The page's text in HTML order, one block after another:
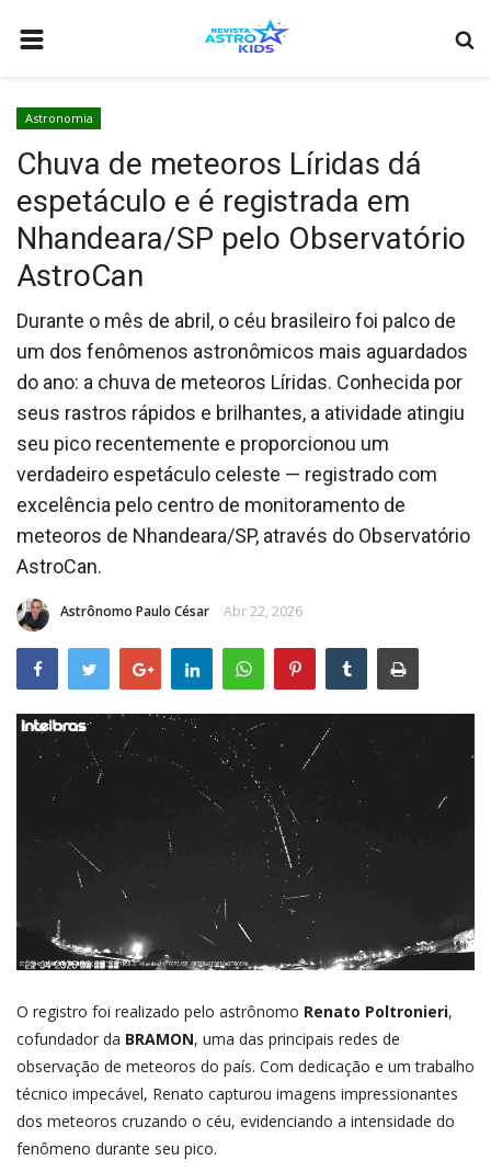
ASTRONOMIA
CURIOSIDADES
ASTRONÁUTICA
BIOGRAFIA
COMETA INTERESTELAR 3I/ATLAS: O TERCEIRO VISITANTE DE
QUEM SOMOS
CONTATO
Astronomia
Chuva de meteoros Líridas dá
espetáculo e é registrada em
Nhandeara/SP pelo Observatório
AstroCan
Durante o mês de abril, o céu brasileiro foi palco de
um dos fenômenos astronômicos mais aguardados
do ano: a chuva de meteoros Líridas. Conhecida por
seus rastros rápidos e brilhantes, a atividade atingiu
seu pico recentemente e proporcionou um
verdadeiro espetáculo celeste — registrado com
excelência pelo centro de monitoramento de
meteoros de Nhandeara/SP, através do Observatório
AstroCan.
Astrônomo Paulo César Abr 22, 2026
O registro foi realizado pelo astrônomo Renato Poltronieri,
cofundador da BRAMON, uma das principais redes de
observação de meteoros do país. Com dedicação e um trabalho
técnico impecável, Renato capturou imagens impressionantes
dos meteoros cruzando o céu, evidenciando a intensidade do
fenômeno durante seu pico.